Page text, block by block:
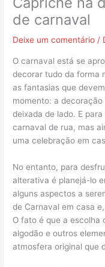
de carnaval
Deixe um comentário /
O carnaval está se
decorar tudo da forma
as fantasias que
momento: a
deixada de lado. E
carnaval de rua, mas
uma celebração em
No entanto, para
alterativa é planejá-lo
alguns aspectos a
de Carnaval em casa
O fato é que a escolha
algodão e outros
atmosfera original que